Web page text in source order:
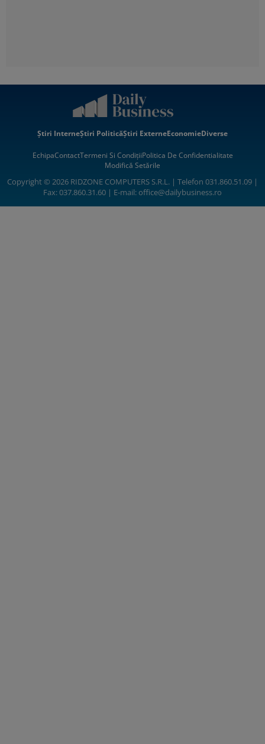
Știri InterneȘtiri PoliticăȘtiri ExterneEconomieDiverse
EchipaContactTermeni Si CondițiiPolitica De Confidentialitate
Modifică Setările
Copyright © 2026 RIDZONE COMPUTERS S.R.L. | Telefon 031.860.51.09 |
Fax: 037.860.31.60 | E-mail:office@dailybusiness.ro